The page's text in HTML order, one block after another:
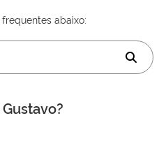
abaixo: